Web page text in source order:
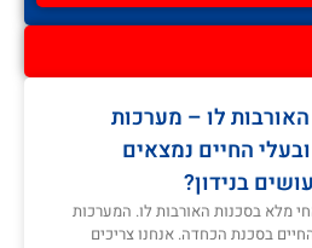
לו – מערכות
החיים נמצאים
בנידון?
מלא בסכנות האורבות לו. המערכות
בסכנת הכחדה. אנחנו צריכים